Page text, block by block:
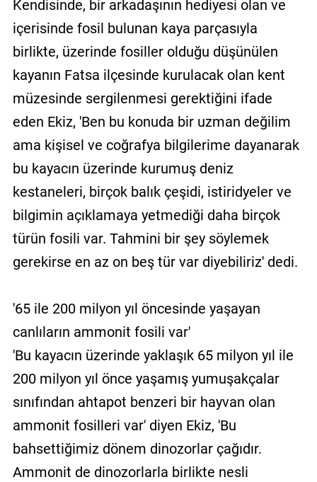
Kendisinde, bir arkadaşının hediyesi olan ve
içerisinde fosil bulunan kaya parçasıyla
birlikte, üzerinde fosiller olduğu düşünülen
kayanın Fatsa ilçesinde kurulacak olan kent
müzesinde sergilenmesi gerektiğini ifade
eden Ekiz, 'Ben bu konuda bir uzman değilim
ama kişisel ve coğrafya bilgilerime dayanarak
bu kayacın üzerinde kurumuş deniz
kestaneleri, birçok balık çeşidi, istiridyeler ve
bilgimin açıklamaya yetmediği daha birçok
türün fosili var. Tahmini bir şey söylemek
gerekirse en az on beş tür var diyebiliriz' dedi.
'65 ile 200 milyon yıl öncesinde yaşayan
canlıların ammonit fosili var'
'Bu kayacın üzerinde yaklaşık 65 milyon yıl ile
200 milyon yıl önce yaşamış yumuşakçalar
sınıfından ahtapot benzeri bir hayvan olan
ammonit fosilleri var' diyen Ekiz, 'Bu
bahsettiğimiz dönem dinozorlar çağıdır.
Ammonit de dinozorlarla birlikte nesli